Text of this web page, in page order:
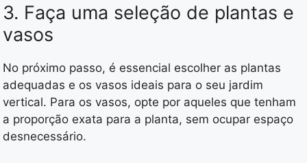
3. Faça uma seleção de plantas e
vasos
No próximo passo, é essencial escolher as plantas
adequadas e os vasos ideais para o seu jardim
vertical. Para os vasos, opte por aqueles que tenham
a proporção exata para a planta, sem ocupar espaço
desnecessário.